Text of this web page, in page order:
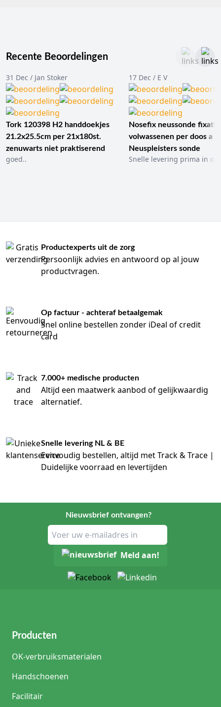
Recente Beoordelingen
31 Dec / Jan Stoker
Tork 120398 H2 handdoekjes
21.2x25.5cm per 21x180st.
zenuwarts niet praktiserend
goed..
17 Dec / E V
Nosefix neussonde
volwassenen per doos a
Neuspleisters sonde
Snelle levering prima in
Productexperts uit de zorg
Persoonlijk advies en antwoord op al jouw
productvragen.
Op factuur - achteraf betaalgemak
Snel online bestellen zonder iDeal of credit
card
7.000+ medische producten
Altijd een maatwerk aanbod of gelijkwaardig
alternatief.
Snelle levering NL & BE
Eenvoudig bestellen, altijd met Track & Trace |
Duidelijke voorraad en levertijden
Nieuwsbrief ontvangen?
Meld aan!
Producten
OK-verbruiksmaterialen
Handschoenen
Facilitair